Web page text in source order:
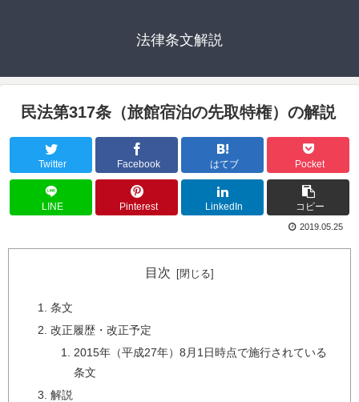
法律条文解説
民法第317条（旅館宿泊の先取特権）の解説
Twitter Facebook はてブ Pocket
LINE Pinterest LinkedIn コピー
2019.05.25
目次
条文
改正履歴・改正予定
2015年（平成27年）8月1日時点で施行されている
条文
解説